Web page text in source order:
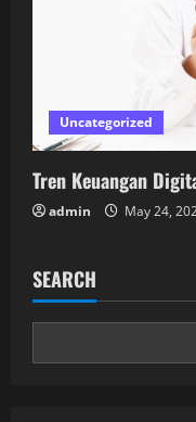
Uncategorized
Tren Keuangan
admin May 24,
SEARCH